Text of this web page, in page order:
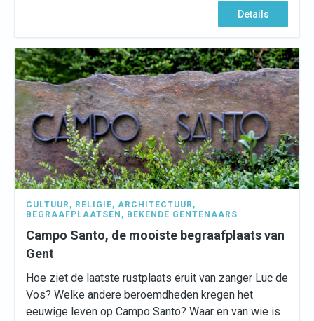
Details
CULTUUR , RELIGIE, ARCHITECTUUR ,
BEGRAAFPLAATSEN , BEKENDE GENTENAARS
Campo Santo, de mooiste begraafplaats van
Gent
Hoe ziet de laatste rustplaats eruit van zanger Luc de
Vos? Welke andere beroemdheden kregen het
eeuwige leven op Campo Santo? Waar en van wie is